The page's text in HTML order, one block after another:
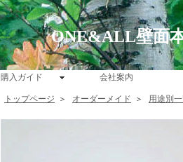
ONE&ALL壁面
購入ガイド
会社案内
トップページ ＞ オーダーメイド ＞ 用途別